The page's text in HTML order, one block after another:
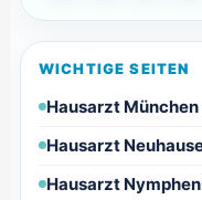
WICHTIGE SEITEN
Hausarzt München
Hausarzt
Hausarzt